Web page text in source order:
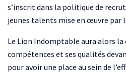
s’inscrit dans la politique de
jeunes talents mise en œuvre par
Le Lion Indomptable aura alors la
compétences et ses qualités
pour avoir une place au sein de